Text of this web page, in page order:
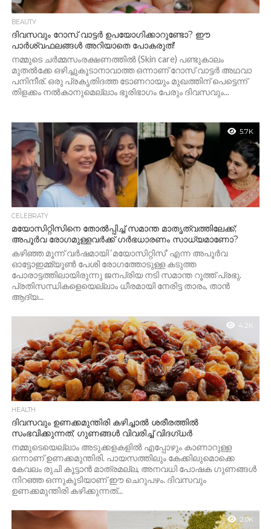
BEAUTY
ദിവസവും റോസ് വാട്ടർ ഉപയോഗിക്കാറുണ്ടോ? ഈ
പാർശ്വഫലങ്ങൾ അറിയാതെ പോകരുത്!
നമ്മുടെ ചർമ്മസംരക്ഷണത്തിൽ (Skin care) പണ്ടുകാലം
മുതൽക്കേ ഒഴിച്ചുകൂടാനാവാത്ത ഒന്നാണ് റോസ് വാട്ടർ അഥവാ
പനിനീര്. ഒരു പ്രകൃതിദത്ത ടോണറായും മുഖത്തിന് പെട്ടെന്ന്
തിളക്കം നൽകാനുമെല്ലാം ഭൂരിഭാഗം പേരും ദിവസവും...
5.7K
CELEBRATY
മയോസിറ്റിസിനെ തോൽപ്പിച്ച് സമാന്ത മാതൃത്വത്തിലേക്ക്;
അപൂർവ രോഗമുള്ളവർക്ക് ഗർഭധാരണം സാധ്യമാണോ?
കഴിഞ്ഞ മൂന്ന് വർഷമായി ‘മയോസിറ്റിസ്’ എന്ന അപൂർവ
ഓട്ടോഇമ്മ്യൂൺ പേശി രോഗത്തോടുള്ള കടുത്ത
പോരാട്ടത്തിലായിരുന്നു ജനപ്രിയ നടി സമാന്ത റൂത്ത് പ്രഭു.
പ്രതിസന്ധികളെയെല്ലാം ധീരമായി നേരിട്ട താരം, താൻ
ആദ്യ...
4.2K
HEALTH
ദിവസവും ഉണക്കമുന്തിരി കഴിച്ചാൽ ശരീരത്തിൽ
സംഭവിക്കുന്നത്; ഗുണങ്ങൾ വിവരിച്ച് വിദഗ്ധർ
നമ്മുടെയെല്ലാം അടുക്കളകളിൽ എപ്പോഴും കാണാറുള്ള
ഒന്നാണ് ഉണക്കമുന്തിരി. പായസത്തിലും കേക്കിലുമൊക്കെ
കേവലം രുചി കൂട്ടാൻ മാത്രമല്ല, അനവധി പോഷക ഗുണങ്ങൾ
നിറഞ്ഞ ഒന്നുകൂടിയാണ് ഈ ചെറുപഴം. ദിവസവും
ഉണക്കമുന്തിരി കഴിക്കുന്നത്...
2.0K